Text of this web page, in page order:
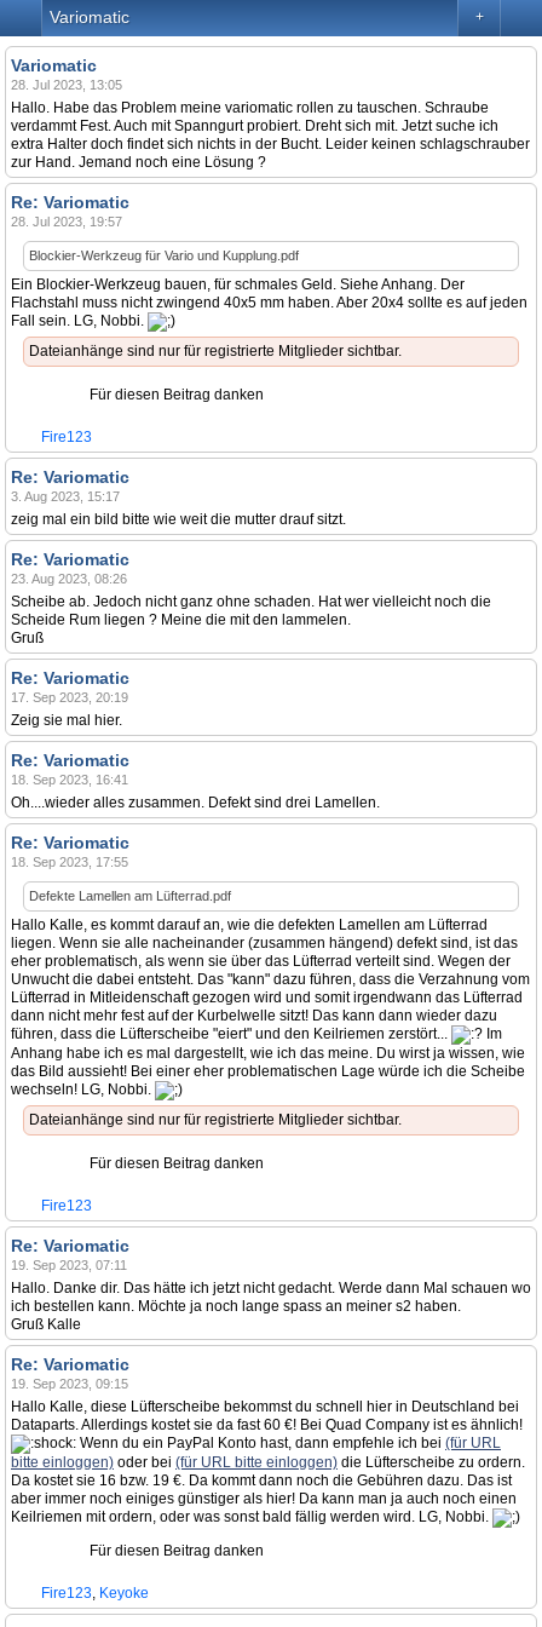
+
Variomatic
Variomatic
28. Jul 2023, 13:05
Hallo. Habe das Problem meine variomatic rollen zu tauschen. Schraube
verdammt Fest. Auch mit Spanngurt probiert. Dreht sich mit. Jetzt suche ich
extra Halter doch findet sich nichts in der Bucht. Leider keinen schlagschrauber
zur Hand. Jemand noch eine Lösung ?
Re: Variomatic
28. Jul 2023, 19:57
Blockier-Werkzeug für Vario und Kupplung.pdf
Ein Blockier-Werkzeug bauen, für schmales Geld. Siehe Anhang. Der
Flachstahl muss nicht zwingend 40x5 mm haben. Aber 20x4 sollte es auf jeden
Fall sein. LG, Nobbi.
Dateianhänge sind nur für registrierte Mitglieder sichtbar.
Für diesen Beitrag danken
Fire123
Re: Variomatic
3. Aug 2023, 15:17
zeig mal ein bild bitte wie weit die mutter drauf sitzt.
Re: Variomatic
23. Aug 2023, 08:26
Scheibe ab. Jedoch nicht ganz ohne schaden. Hat wer vielleicht noch die
Scheide Rum liegen ? Meine die mit den lammelen.
Gruß
Re: Variomatic
17. Sep 2023, 20:19
Zeig sie mal hier.
Re: Variomatic
18. Sep 2023, 16:41
Oh....wieder alles zusammen. Defekt sind drei Lamellen.
Re: Variomatic
18. Sep 2023, 17:55
Defekte Lamellen am Lüfterrad.pdf
Hallo Kalle, es kommt darauf an, wie die defekten Lamellen am Lüfterrad
liegen. Wenn sie alle nacheinander (zusammen hängend) defekt sind, ist das
eher problematisch, als wenn sie über das Lüfterrad verteilt sind. Wegen der
Unwucht die dabei entsteht. Das "kann" dazu führen, dass die Verzahnung vom
Lüfterrad in Mitleidenschaft gezogen wird und somit irgendwann das Lüfterrad
dann nicht mehr fest auf der Kurbelwelle sitzt! Das kann dann wieder dazu
führen, dass die Lüfterscheibe "eiert" und den Keilriemen zerstört...
Im
Anhang habe ich es mal dargestellt, wie ich das meine. Du wirst ja wissen, wie
das Bild aussieht! Bei einer eher problematischen Lage würde ich die Scheibe
wechseln! LG, Nobbi.
Dateianhänge sind nur für registrierte Mitglieder sichtbar.
Für diesen Beitrag danken
Fire123
Re: Variomatic
19. Sep 2023, 07:11
Hallo. Danke dir. Das hätte ich jetzt nicht gedacht. Werde dann Mal schauen wo
ich bestellen kann. Möchte ja noch lange spass an meiner s2 haben.
Gruß Kalle
Re: Variomatic
19. Sep 2023, 09:15
Hallo Kalle, diese Lüfterscheibe bekommst du schnell hier in Deutschland bei
Dataparts. Allerdings kostet sie da fast 60 €! Bei Quad Company ist es ähnlich!
Wenn du ein PayPal Konto hast, dann empfehle ich bei (für URL
bitte einloggen) oder bei (für URL bitte einloggen) die Lüfterscheibe zu ordern.
Da kostet sie 16 bzw. 19 €. Da kommt dann noch die Gebühren dazu. Das ist
aber immer noch einiges günstiger als hier! Da kann man ja auch noch einen
Keilriemen mit ordern, oder was sonst bald fällig werden wird. LG, Nobbi.
Für diesen Beitrag danken
Fire123, Keyoke